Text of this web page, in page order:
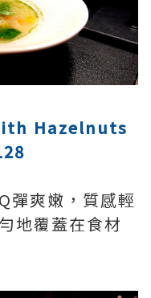
Hazelnuts
彈爽嫩，質感輕
地覆蓋在食材